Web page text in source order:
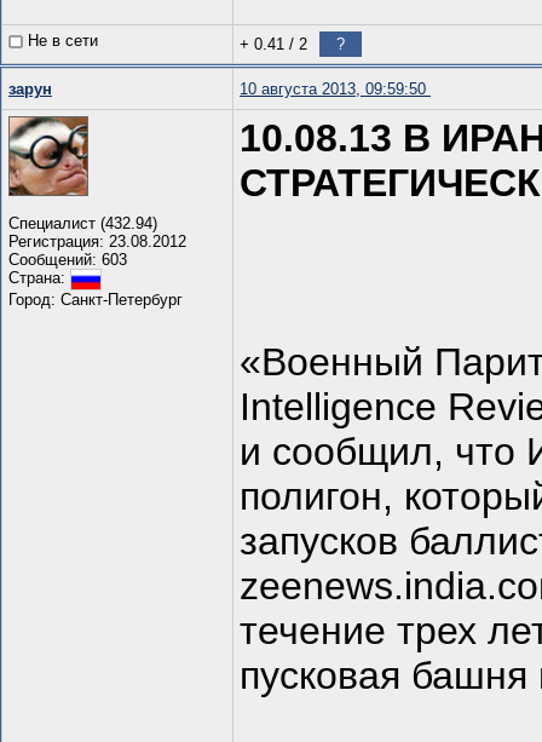
Не в сети + 0.41 / 2 ?
зарун 10 августа 2013, 09:59:50
Специалист (432.94)
Регистрация: 23.08.2012
Сообщений: 603
Страна:
Город: Санкт-Петербург
10.08.13 В
«Военный
Intelligence
и сообщил, что
полигон,
запусков
течение трех
пусковая